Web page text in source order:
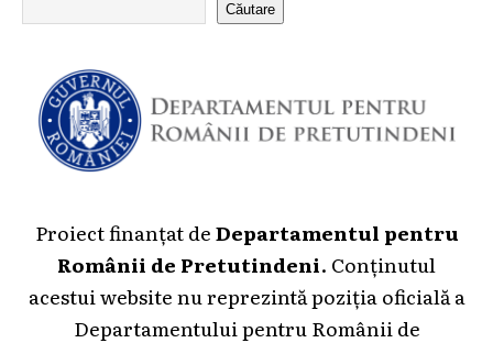
Căutare
Proiect finanțat deDepartamentul pentru
Românii de Pretutindeni. Conținutul
acestui website nu reprezintă poziția oficială a
Departamentului pentru Românii de